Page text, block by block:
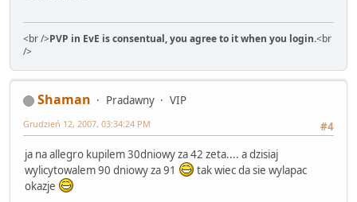
<br />PVP in EvE is consentual, you agree to it when you login.<br
/>
Shaman Pradawny
VIP
#4
Grudzień 12, 2007, 03:34:24 PM
ja na allegro kupilem 30dniowy za 42 zeta.... a dzisiaj
wylicytowalem 90 dniowy za 91
tak wiec da sie wylapac
okazje